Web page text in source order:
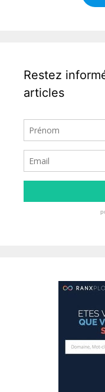
Restez
articles